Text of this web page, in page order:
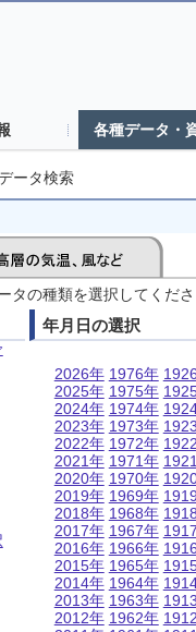
各種データ・
ータ検索
タの種類を選択してくだ
年月日の選択
2026年
2025年
2024年
2023年
2022年
2021年
2020年
2019年
2018年
2017年
2016年
2015年
2014年
2013年
2012年
1976年
1975年
1974年
1973年
1972年
1971年
1970年
1969年
1968年
1967年
1966年
1965年
1964年
1963年
1962年